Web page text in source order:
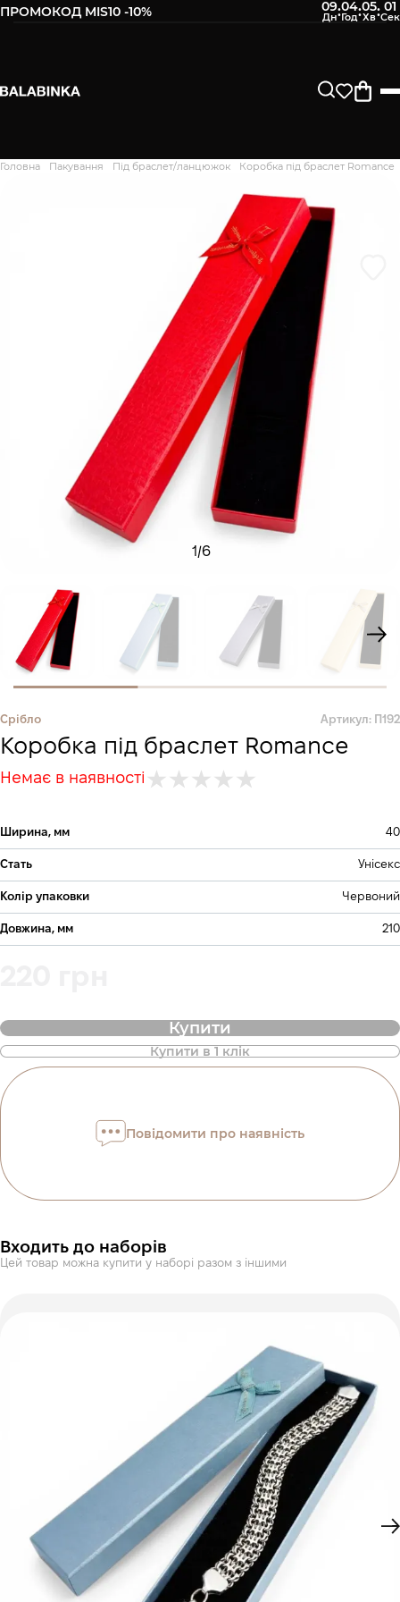
ПРОМОКОД MIS10 -10% 09:04:05: 00
Головна Пакування Під браслет/ланцюжок Коробка під браслет Romance
1/6
Срібло Артикул: П192
Коробка під браслет Romance
Немає в наявності
Ширина, мм 40
Стать Унісекс
Колір упаковки Червоний
Довжина, мм 210
Купити
Купити в 1 клік
Повідомити про наявність
Входить до наборів
Цей товар можна купити у наборі разом з іншими
Дякуємо. Ваш відгук
відправлено на модерацію
відправлено СМС про наявність в нашому магазині